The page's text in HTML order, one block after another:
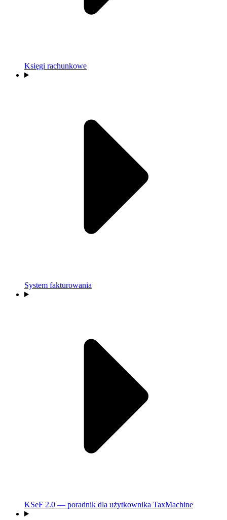
Księgi rachunkowe
System fakturowania
KSeF 2.0 — poradnik dla użytkownika TaxMachine